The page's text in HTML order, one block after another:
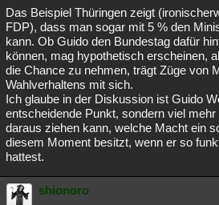
Das Beispiel Thüringen zeigt
FDP), dass man sogar mit 5 % den
kann. Ob Guido den Bundestag dafür
können, mag hypothetisch erscheinen,
die Chance zu nehmen, trägt Züge von
Wahlverhaltens mit sich.
Ich glaube in der Diskussion ist Guido
entscheidende Punkt, sondern viel
daraus ziehen kann, welche Macht ein
diesem Moment besitzt, wenn er so
hattest.
shionoro